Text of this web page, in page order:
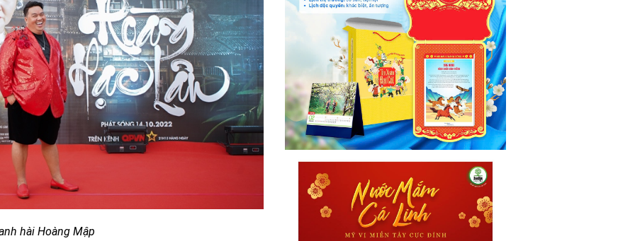
hài Hoàng Mập